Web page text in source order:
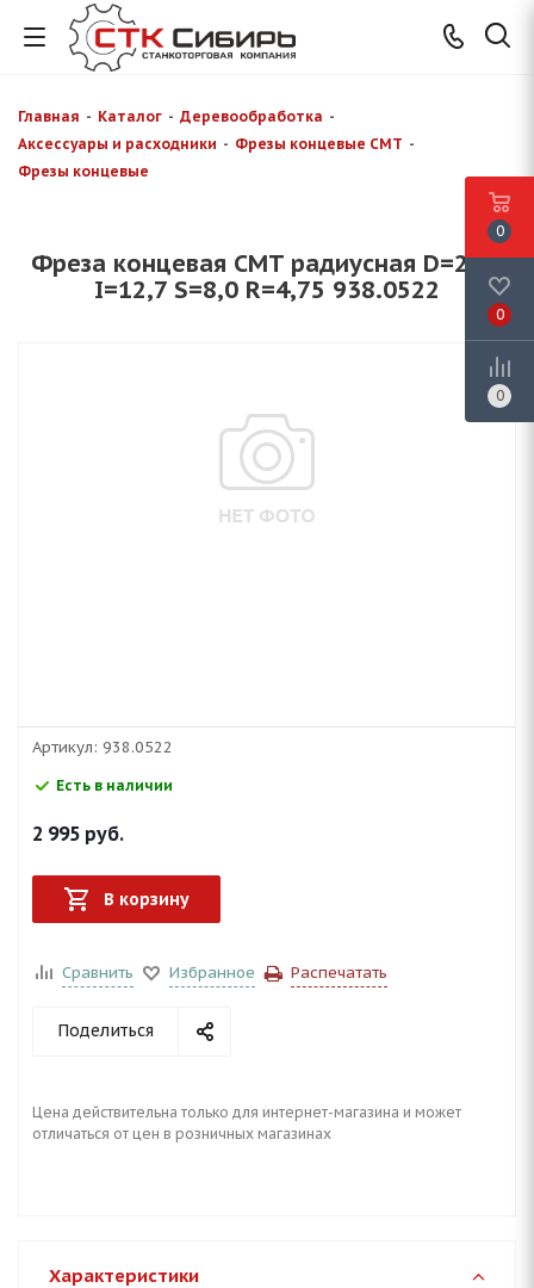
Главная - Каталог - Деревообработка -
Аксессуары и расходники - Фрезы концевые CMT -
Фрезы концевые
Фреза концевая CMT радиусная D=22,2
I=12,7 S=8,0 R=4,75 938.0522
Артикул: 938.0522
Есть в наличии
2 995 руб.
В корзину
Сравнить Избранное Распечатать
Поделиться
Цена действительна только для интернет-магазина и может
отличаться от цен в розничных магазинах
Характеристики
0
0
0